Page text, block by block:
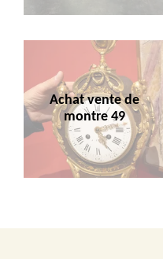
Achat vente de
montre 49